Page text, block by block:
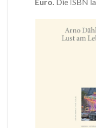
Euro. Die ISBN